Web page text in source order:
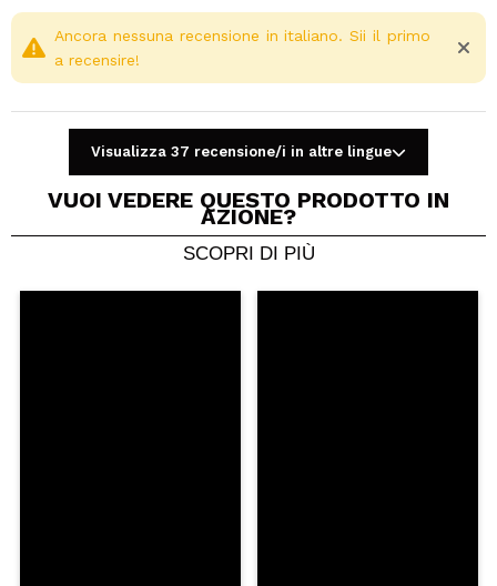
Condividi un video o una foto
Il tuo video potrebbe essere il primo. Immaginalo...
Ancora nessuna recensione in italiano. Sii il primo
a recensire!
Visualizza 37 recensione/i in altre lingue
VUOI VEDERE QUESTO PRODOTTO IN
AZIONE?
SCOPRI DI PIÙ